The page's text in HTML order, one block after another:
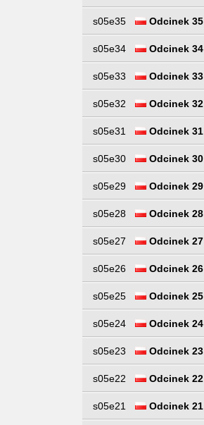
s05e35 Odcinek 35
s05e34 Odcinek 34
s05e33 Odcinek 33
s05e32 Odcinek 32
s05e31 Odcinek 31
s05e30 Odcinek 30
s05e29 Odcinek 29
s05e28 Odcinek 28
s05e27 Odcinek 27
s05e26 Odcinek 26
s05e25 Odcinek 25
s05e24 Odcinek 24
s05e23 Odcinek 23
s05e22 Odcinek 22
s05e21 Odcinek 21